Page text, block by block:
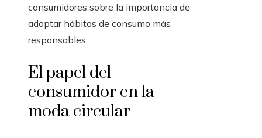
consumidores sobre la importancia de
adoptar hábitos de consumo más
responsables.
El papel del
consumidor en la
moda circular